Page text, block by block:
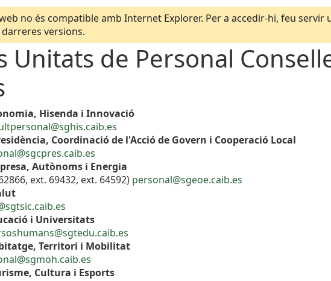
no és compatible amb Internet Explorer. Per a accedir-hi, feu servir
versions.
Unitats de Personal
Hisenda i Innovació
Coordinació de l'Acció de Govern i Cooperació Local
Autònoms i Energia
ext. 69432, ext. 64592) personal@sgeoe.caib.es
i Universitats
Territori i Mobilitat
Cultura i Esports